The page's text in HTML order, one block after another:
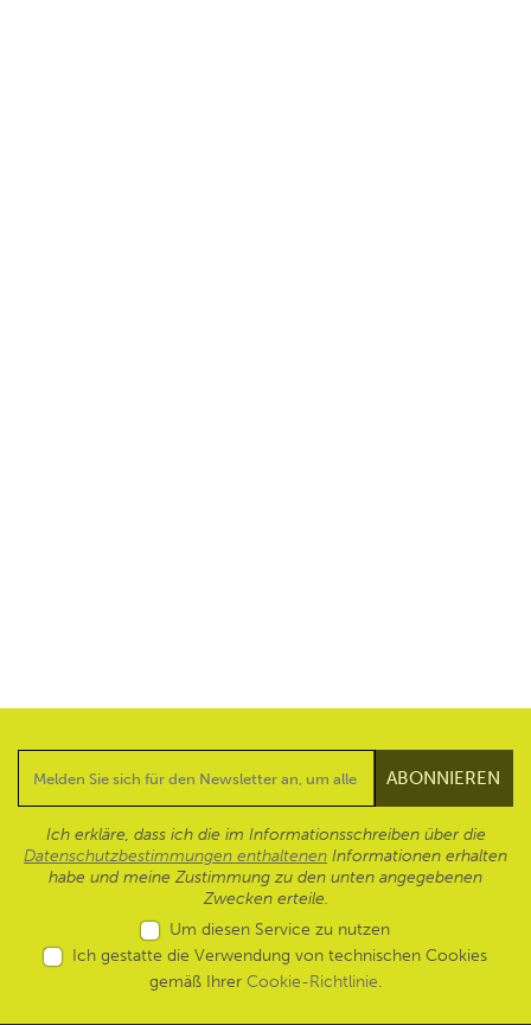
Ich erkläre, dass ich die im Informationsschreiben über die
Datenschutzbestimmungen enthaltenen Informationen erhalten
habe und meine Zustimmung zu den unten angegebenen
Zwecken erteile.
Um diesen Service zu nutzen
Ich gestatte die Verwendung von technischen Cookies
gemäß Ihrer Cookie-Richtlinie.